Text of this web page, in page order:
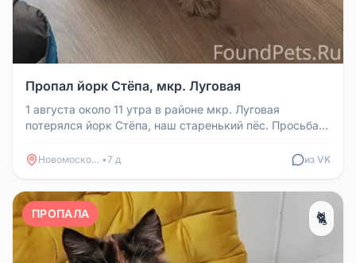
Пропал йорк Стёпа, мкр. Луговая
1 августа около 11 утра в районе мкр. Луговая
потерялся йорк Стёпа, наш старенький пёс. Просьба
Новомосковск •7 д из VK
ПРОПАЛА 🐈